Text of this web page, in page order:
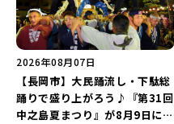
2026年08月07日
【長岡市】大民踊流し・下駄総
踊りで盛り上がろう♪『第31回
中之島夏まつり』が8月9日に開